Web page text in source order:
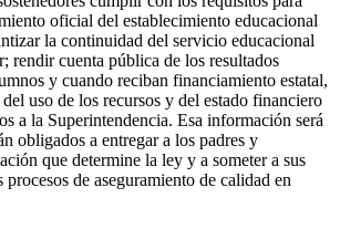
oficial del establecimiento educacional
la continuidad del servicio educacional
rendir cuenta pública de los resultados
y cuando reciban financiamiento estatal,
uso de los recursos y del estado financiero
a la Superintendencia. Esa información será
obligados a entregar a los padres y
que determine la ley y a someter a sus
procesos de aseguramiento de calidad en